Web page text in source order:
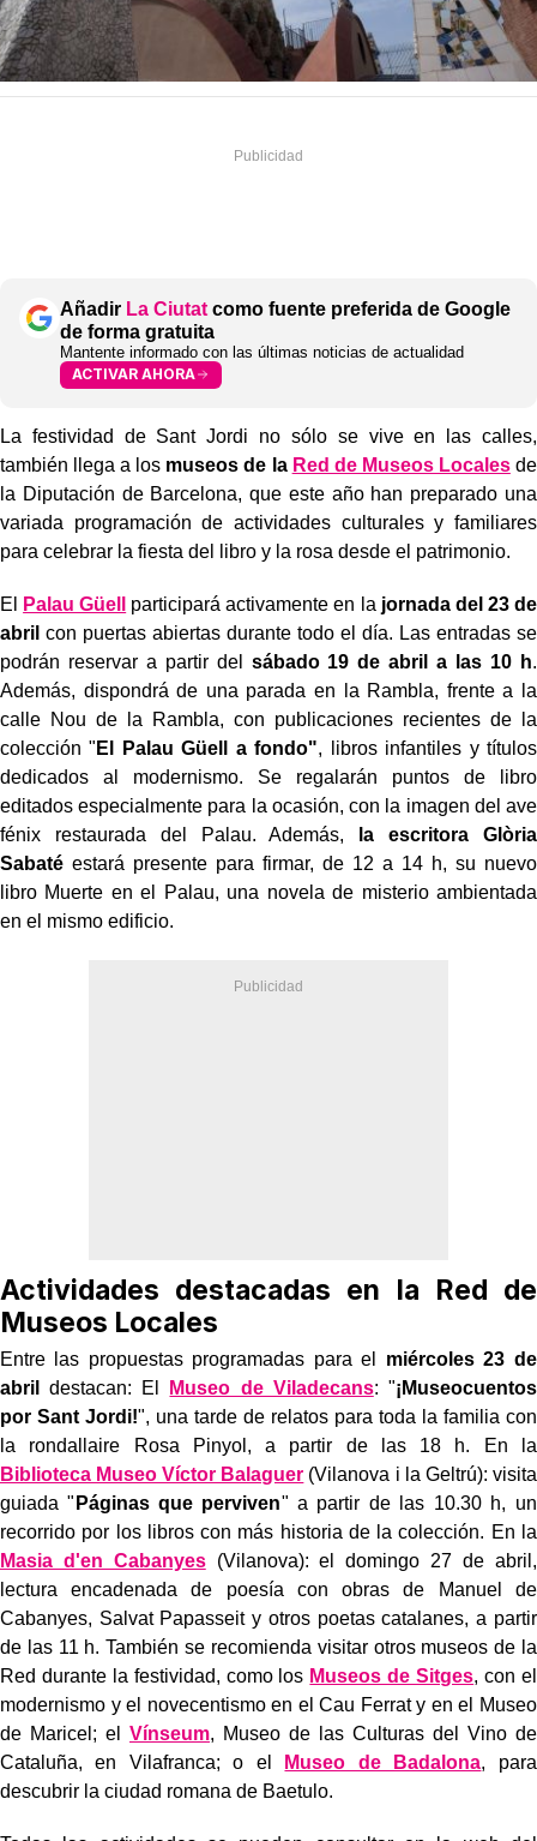
Añadir La Ciutat como fuente preferida de Google
de forma gratuita
Mantente informado con las últimas noticias de actualidad
ACTIVAR AHORA
La festividad de Sant Jordi no sólo se vive en las calles,
también llega a los museos de la Red de Museos Localesde
la Diputación de Barcelona, que este año han preparado una
variada programación de actividades culturales y familiares
para celebrar la fiesta del libro y la rosa desde el patrimonio.
El Palau Güell participará activamente en la jornada del 23 de
abril con puertas abiertas durante todo el día. Las entradas se
podrán reservar a partir del sábado 19 de abril a las 10 h.
Además, dispondrá de una parada en la Rambla, frente a la
calle Nou de la Rambla, con publicaciones recientes de la
colección " El Palau Güell a fondo", libros infantiles y títulos
dedicados al modernismo. Se regalarán puntos de libro
editados especialmente para la ocasión, con la imagen del ave
fénix restaurada del Palau. Además,
la escritora Glòria
Sabaté estará presente para firmar, de 12 a 14 h, su nuevo
libro Muerte en el Palau, una novela de misterio ambientada
en el mismo edificio.
Actividades destacadas en la Red de
Museos Locales
Entre las propuestas programadas para el miércoles 23 de
abril
destacan: El Museo de Viladecans: "¡Museocuentos
por Sant Jordi!", una tarde de relatos para toda la familia con
la rondallaire Rosa Pinyol, a partir de las 18 h. En la
Biblioteca Museo Víctor Balaguer (Vilanova i la Geltrú): visita
guiada " Páginas que perviven" a partir de las 10.30 h, un
recorrido por los libros con más historia de la colección. En la
Masia d'en Cabanyes(Vilanova): el domingo 27 de abril,
lectura encadenada de poesía con obras de Manuel de
Cabanyes, Salvat Papasseit y otros poetas catalanes, a partir
de las 11 h. También se recomienda visitar otros museos de la
Red durante la festividad, como los Museos de Sitges, con el
modernismo y el novecentismo en el Cau Ferrat y en el Museo
de Maricel; el Vínseum, Museo de las Culturas del Vino de
Cataluña, en Vilafranca; o el
Museo de Badalona, para
descubrir la ciudad romana de Baetulo.